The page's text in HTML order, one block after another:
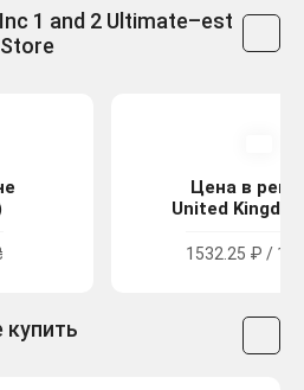
1 and 2 Ultimate–est
Цена в
United
1532.25 ₽ /
купить